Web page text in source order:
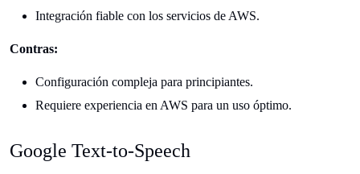
Integración fiable con los servicios de AWS.
Contras:
Configuración compleja para principiantes.
Requiere experiencia en AWS para un uso óptimo.
Google Text-to-Speech